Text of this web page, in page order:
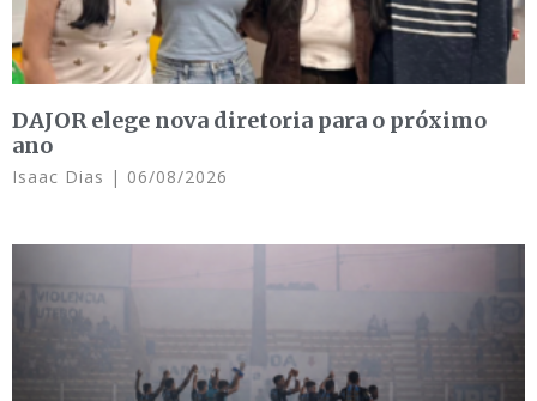
DAJOR elege nova diretoria para o próximo
ano
Isaac Dias 06/08/2026